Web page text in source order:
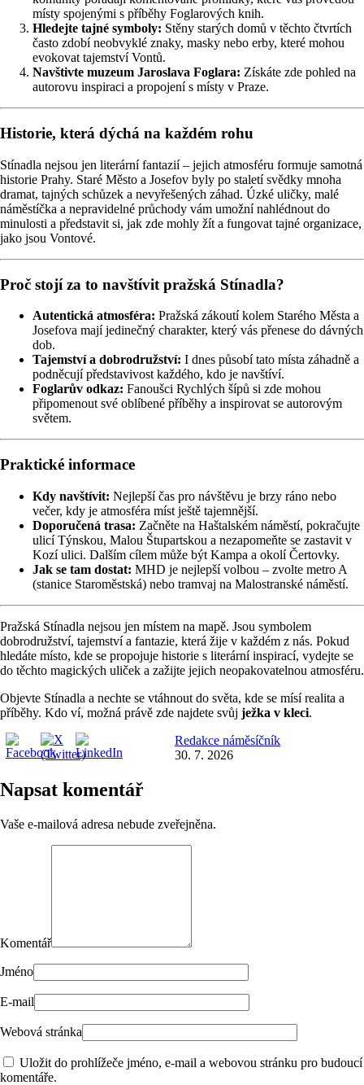
místy spojenými s příběhy Foglarových knih.
Hledejte tajné symboly: Stěny starých domů v těchto čtvrtích
často zdobí neobvyklé znaky, masky nebo erby, které mohou
evokovat tajemství Vontů.
Navštivte muzeum Jaroslava Foglara: Získáte zde pohled na
autorovu inspiraci a propojení s místy v Praze.
Historie, která dýchá na každém rohu
Stínadla nejsou jen literární fantazií – jejich atmosféru formuje samotná
historie Prahy. Staré Město a Josefov byly po staletí svědky mnoha
dramat, tajných schůzek a nevyřešených záhad. Úzké uličky, malé
náměstíčka a nepravidelné průchody vám umožní nahlédnout do
minulosti a představit si, jak zde mohly žít a fungovat tajné organizace,
jako jsou Vontové.
Proč stojí za to navštívit pražská Stínadla?
Autentická atmosféra: Pražská zákoutí kolem Starého Města a
Josefova mají jedinečný charakter, který vás přenese do dávných
dob.
Tajemství a dobrodružství: I dnes působí tato místa záhadně a
podněcují představivost každého, kdo je navštíví.
Foglarův odkaz: Fanoušci Rychlých šípů si zde mohou
připomenout své oblíbené příběhy a inspirovat se autorovým
světem.
Praktické informace
Kdy navštívit: Nejlepší čas pro návštěvu je brzy ráno nebo
večer, kdy je atmosféra míst ještě tajemnější.
Doporučená trasa: Začněte na Haštalském náměstí, pokračujte
ulicí Týnskou, Malou Štupartskou a nezapomeňte se zastavit v
Kozí ulici. Dalším cílem může být Kampa a okolí Čertovky.
Jak se tam dostat: MHD je nejlepší volbou – zvolte metro A
(stanice Staroměstská) nebo tramvaj na Malostranské náměstí.
Pražská Stínadla nejsou jen místem na mapě. Jsou symbolem
dobrodružství, tajemství a fantazie, která žije v každém z nás. Pokud
hledáte místo, kde se propojuje historie s literární inspirací, vydejte se
do těchto magických uliček a zažijte jejich neopakovatelnou atmosféru.
Objevte Stínadla a nechte se vtáhnout do světa, kde se mísí realita a
příběhy. Kdo ví, možná právě zde najdete svůj ježka v kleci.
Redakce náměsíčník
30. 7. 2026
Napsat komentář
Vaše e-mailová adresa nebude zveřejněna.
Komentář
Jméno
E-mail
Webová stránka
Uložit do prohlížeče jméno, e-mail a webovou stránku pro budoucí
komentáře.